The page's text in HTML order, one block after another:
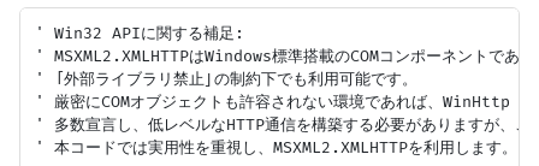
' Win32 APIに関する補足:
' MSXML2.XMLHTTPはWindows標準搭載のCOMコンポーネントであ
' 「外部ライブラリ禁止」の制約下でも利用可能です。
' 厳密にCOMオブジェクトも許容されない環境であれば、
' 多数宣言し、低レベルなHTTP通信を構築する必要がありますが、こ
' 本コードでは実用性を重視し、MSXML2.XMLHTTPを利用します。